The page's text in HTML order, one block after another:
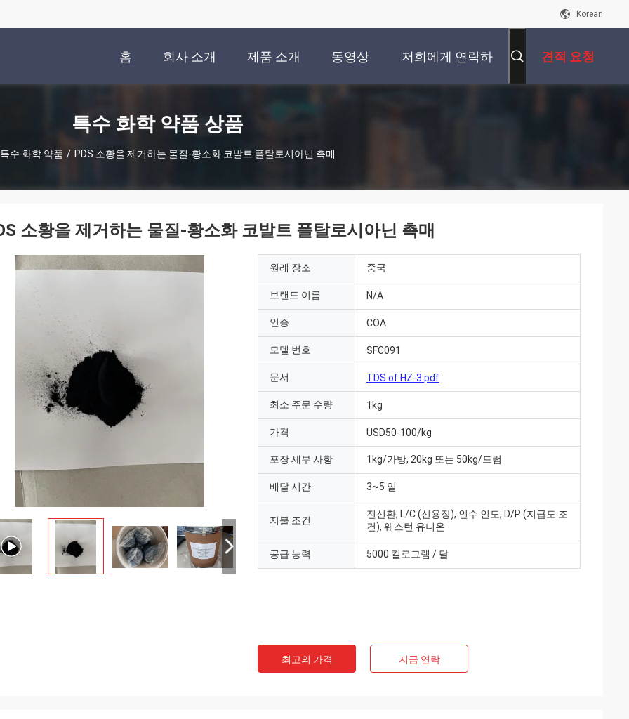
Korean
홈 회사 소개 제품 소개 동영상 저희에게 연락하 견적 요청
특수 화학 약품 상품
특수 화학 약품 / PDS 소황을 제거하는 물질-황소화 코발트 플탈로시아닌 촉매
벨기에 출신의 라라 첸크
페이밍 서비스가 상의하는 것에 정말로 전문
소황을 제거하는 물질-황소화 코발트 플탈로시아닌 촉매
원래 장소 중국
브랜드 이름 N/A
인증 COA
모델 번호 SFC091
문서 TDS of HZ-3.pdf
최소 주문 수량 1kg
가격 USD50-100/kg
포장 세부 사항 1kg/가방, 20kg 또는 50kg/드럼
배달 시간 3~5 일
지불 조건
전신환, L/C (신용장), 인수 인도, D/P (지급도 조
건), 웨스턴 유니온
공급 능력 5000 킬로그램 / 달
최고의 가격 지금 연락